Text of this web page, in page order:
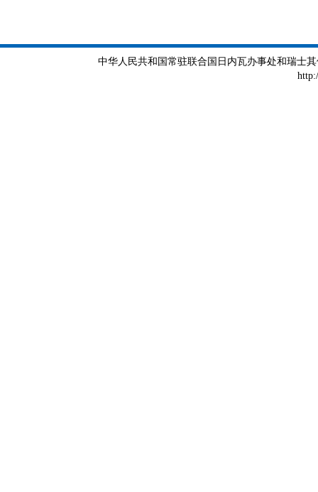
中华人民共和国常驻联合国日内瓦办事处和瑞士